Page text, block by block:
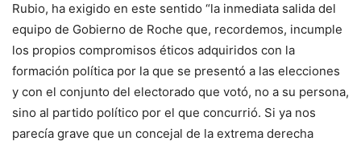
Rubio, ha exigido en este sentido “la inmediata salida del
equipo de Gobierno de Roche que, recordemos, incumple
los propios compromisos éticos adquiridos con la
formación política por la que se presentó a las elecciones
y con el conjunto del electorado que votó, no a su persona,
sino al partido político por el que concurrió. Si ya nos
parecía grave que un concejal de la extrema derecha